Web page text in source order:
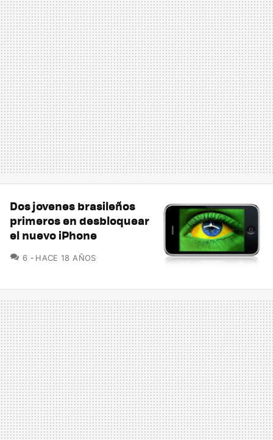
Dos jovenes brasileños
primeros en desbloquear
el nuevo iPhone
6 COMENTARIOS
HACE 18 AÑOS